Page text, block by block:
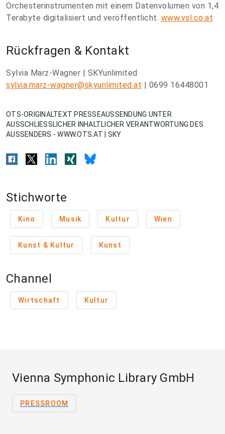
Orchesterinstrumenten mit einem Datenvolumen von 1,4
Terabyte digitalisiert und veröffentlicht. www.vsl.co.at
Rückfragen & Kontakt
Sylvia Marz-Wagner | SKYunlimited
sylvia.marz-wagner@skyunlimited.at | 0699 16448001
OTS-ORIGINALTEXT PRESSEAUSSENDUNG UNTER
AUSSCHLIESSLICHER INHALTLICHER VERANTWORTUNG DES
AUSSENDERS - WWW.OTS.AT | SKY
Stichworte
Kino Musik Kultur Wien
Kunst & Kultur Kunst
Channel
Wirtschaft Kultur
Vienna Symphonic Library GmbH
PRESSROOM